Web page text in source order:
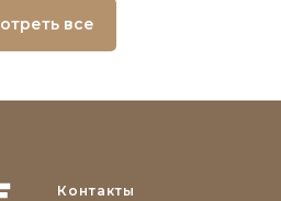
все
Контакты